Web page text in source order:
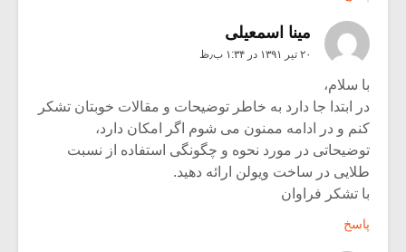
مینا اسمعیلی
۲۰ تیر ۱۳۹۱ در ۱:۳۴ ب٫ظ
با سلام،
در ابتدا جا دارد به خاطر توضیحات و مقالات خوبتان تشکر
کنم و در ادامه ممنون می شوم اگر امکان دارد،
توضیحاتی در مورد نحوه و چگونگی استفاده از نسبت
طلایی در ساخت ویولن ارائه دهید.
با تشکر فراوان
پاسخ